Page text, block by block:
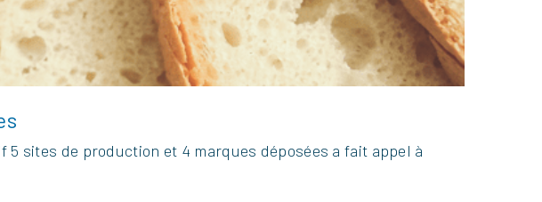
sites de production et 4 marques déposées a fait appel à